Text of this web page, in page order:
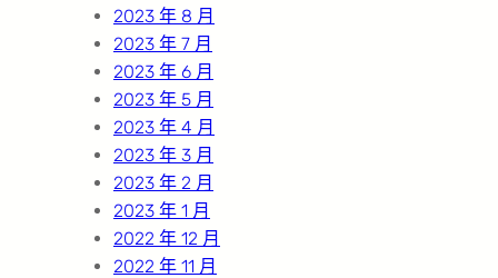
2023 年 8 月
2023 年 7 月
2023 年 6 月
2023 年 5 月
2023 年 4 月
2023 年 3 月
2023 年 2 月
2023 年 1 月
2022 年 12 月
2022 年 11 月